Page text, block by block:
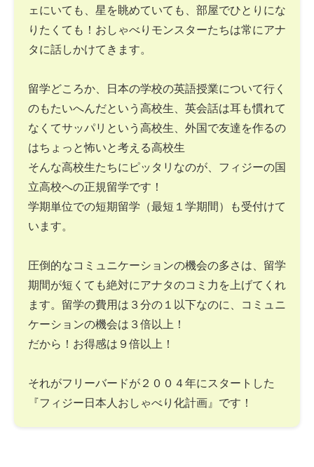
ェにいても、星を眺めていても、部屋でひとりにな
りたくても！おしゃべりモンスターたちは常にアナ
タに話しかけてきます。
留学どころか、日本の学校の英語授業について行く
のもたいへんだという高校生、英会話は耳も慣れて
なくてサッパリという高校生、外国で友達を作るの
はちょっと怖いと考える高校生
そんな高校生たちにピッタリなのが、フィジーの国
立高校への正規留学です！
学期単位での短期留学（最短１学期間）も受付けて
います。
圧倒的なコミュニケーションの機会の多さは、留学
期間が短くても絶対にアナタのコミ力を上げてくれ
ます。留学の費用は３分の１以下なのに、コミュニ
ケーションの機会は３倍以上！
だから！お得感は９倍以上！
それがフリーバードが２００４年にスタートした
『フィジー日本人おしゃべり化計画』です！